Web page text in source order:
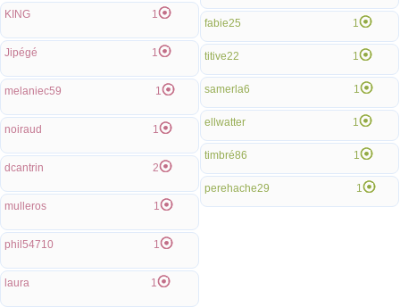
KING 1
Jipégé 1
melaniec59 1
noiraud 1
dcantrin 2
mulleros 1
phil54710 1
laura 1
fabie25 1
titive22 1
samerla6 1
ellwatter 1
timbré86 1
perehache29 1